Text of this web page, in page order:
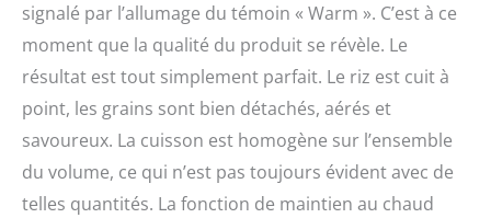
signalé par l’allumage du témoin « Warm ». C’est à ce
moment que la qualité du produit se révèle. Le
résultat est tout simplement parfait. Le riz est cuit à
point, les grains sont bien détachés, aérés et
savoureux. La cuisson est homogène sur l’ensemble
du volume, ce qui n’est pas toujours évident avec de
telles quantités. La fonction de maintien au chaud